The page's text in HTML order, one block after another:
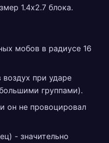
1.4x2.7 блока.
мобов в радиусе 16
при ударе
группами).
он не провоцировал
- значительно